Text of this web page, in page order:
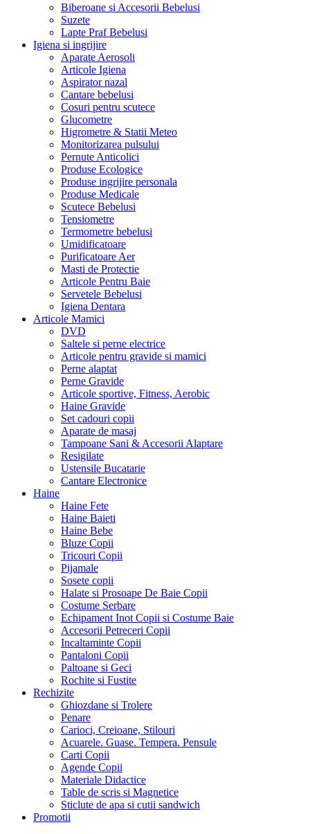
Biberoane si Accesorii Bebelusi
Suzete
Lapte Praf Bebelusi
Igiena si ingrijire
Aparate Aerosoli
Articole Igiena
Aspirator nazal
Cantare bebelusi
Cosuri pentru scutece
Glucometre
Higrometre & Statii Meteo
Monitorizarea pulsului
Pernute Anticolici
Produse Ecologice
Produse ingrijire personala
Produse Medicale
Scutece Bebelusi
Tensiometre
Termometre bebelusi
Umidificatoare
Purificatoare Aer
Masti de Protectie
Articole Pentru Baie
Servetele Bebelusi
Igiena Dentara
Articole Mamici
DVD
Saltele si perne electrice
Articole pentru gravide si mamici
Perne alaptat
Perne Gravide
Articole sportive, Fitness, Aerobic
Haine Gravide
Set cadouri copii
Aparate de masaj
Tampoane Sani & Accesorii Alaptare
Resigilate
Ustensile Bucatarie
Cantare Electronice
Haine
Haine Fete
Haine Baieti
Haine Bebe
Bluze Copii
Tricouri Copii
Pijamale
Sosete copii
Halate si Prosoape De Baie Copii
Costume Serbare
Echipament Inot Copii si Costume Baie
Accesorii Petreceri Copii
Incaltaminte Copii
Pantaloni Copii
Paltoane si Geci
Rochite si Fustite
Rechizite
Ghiozdane si Trolere
Penare
Carioci, Creioane, Stilouri
Acuarele. Guase. Tempera. Pensule
Carti Copii
Agende Copii
Materiale Didactice
Table de scris si Magnetice
Sticlute de apa si cutii sandwich
Promotii